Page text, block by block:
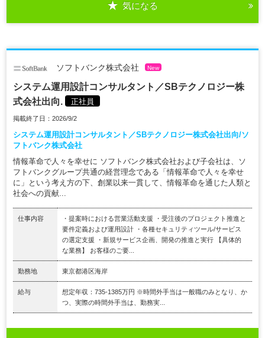
気になる
ソフトバンク株式会社 New
システム運用設計コンサルタント／SBテクノロジー株
式会社出向.
正社員
掲載終了日：2026/9/2
システム運用設計コンサルタント／SBテクノロジー株式会社出向/ソ
フトバンク株式会社
情報革命で人々を幸せに ソフトバンク株式会社および子会社は、ソ
フトバンクグループ共通の経営理念である「情報革命で人々を幸せ
に」という考え方の下、創業以来一貫して、情報革命を通じた人類と
社会への貢献...
仕事内容
・提案時における営業活動支援 ・受注後のプロジェクト推進と
要件定義および運用設計 ・各種セキュリティツール/サービス
の選定支援 ・新規サービス企画、開発の推進と実行 【具体的
な業務】 お客様のご要...
勤務地 東京都港区海岸
給与
想定年収：735-1385万円 ※時間外手当は一般職のみとなり、か
つ、実際の時間外手当は、勤務実...